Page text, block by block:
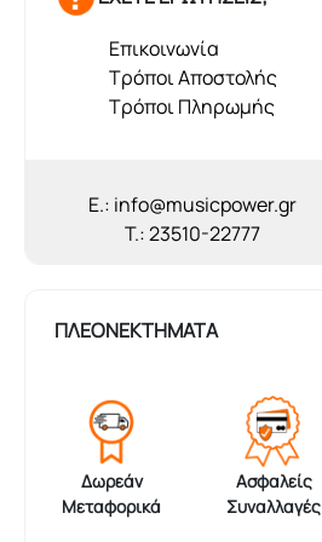
Επικοινωνία
Τρόποι Αποστολής
Τρόποι Πληρωμής
E.: info@musicpower.gr
T.: 23510-22777
ΠΛΕΟΝΕΚΤΗΜΑΤΑ
Δωρεάν
Μεταφορικά
Ασφαλείς
Συναλλαγές